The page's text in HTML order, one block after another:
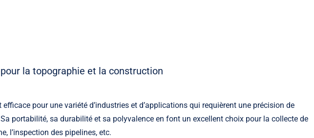
la topographie et la construction
pour une variété d’industries et d’applications qui requièrent une précision de
portabilité, sa durabilité et sa polyvalence en font un excellent choix pour la collecte de
l’inspection des pipelines, etc.